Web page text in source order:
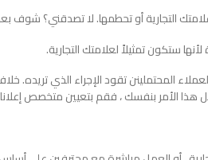
التجارية أو تحطمها. لا تصدقني؟
ستكون تمثيلاً لعلامتك التجارية.
المحتملينن تقود الإجراء الذي
هذا الأمر بنفسك ، فقم بتعيين متخصص